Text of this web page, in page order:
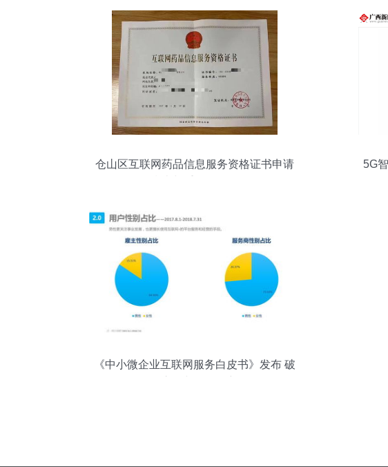
仓山区互联网药品信息服务资格证书申请
5G
《中小微企业互联网服务白皮书》发布 破